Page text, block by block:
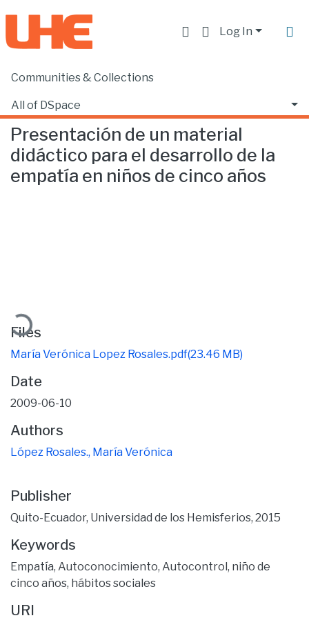
Log In
Communities & Collections
All of DSpace
Statistics
Home Facultad de Educación
Presentación de un material
didáctico para el desarrollo de la
empatía en niños de cinco años
Files
María Verónica Lopez Rosales.pdf(23.46 MB)
Date
2009-06-10
Authors
López Rosales., María Verónica
Publisher
Quito-Ecuador, Universidad de los Hemisferios, 2015
Keywords
Empatía, Autoconocimiento, Autocontrol, niño de
cinco años, hábitos sociales
URI